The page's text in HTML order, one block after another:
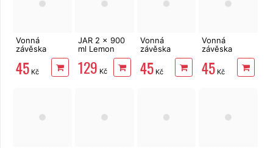
Vonná
závěska
Deluxo Wave
Mango
45 Kč
JAR 2 x 900
ml Lemon
129 Kč
Vonná
závěska
Deluxo Wave
Cucumber
Melon
45Kč
Vonná
závěska
Deluxo Wave
Kiwi
Grapefruit
45 Kč